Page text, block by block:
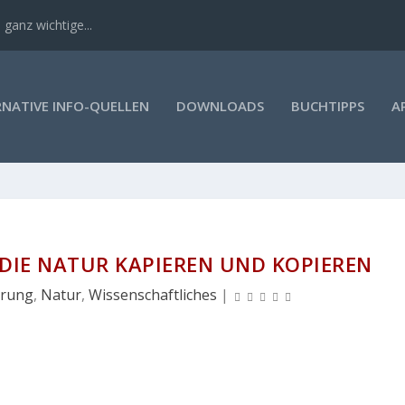
wichtige...
INFO-QUELLEN DOWNLOADS BUCHTIPPS
NATUR KAPIEREN UND KOPIEREN
, Natur,Wissenschaftliches |